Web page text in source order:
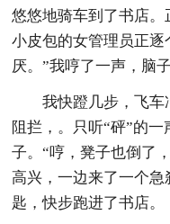
悠悠地骑车到了书店
小皮包的女管理员正
厌。”我哼了一声，脑
我快蹬几步，飞
阻拦，。只听“砰”的
子。“哼，凳子也倒了
高兴，一边来了一个
匙，快步跑进了书店。